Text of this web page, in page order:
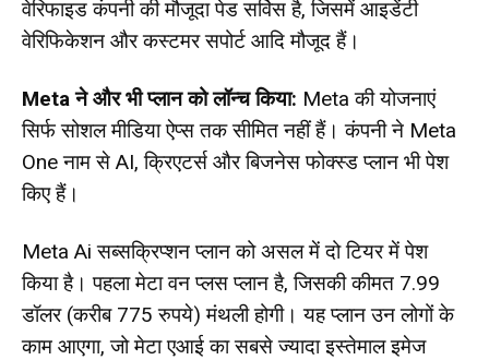
वेरिफाइड कंपनी की मौजूदा पेड सर्विस है, जिसमें आइडेंटी
वेरिफिकेशन और कस्टमर सपोर्ट आदि मौजूद हैं।
Meta ने और भी प्लान को लॉन्च किया: Meta की योजनाएं
सिर्फ सोशल मीडिया ऐप्स तक सीमित नहीं हैं। कंपनी ने Meta
One नाम से AI, क्रिएटर्स और बिजनेस फोक्स्ड प्लान भी पेश
किए हैं।
Meta Ai सब्सक्रिप्शन प्लान को असल में दो टियर में पेश
किया है। पहला मेटा वन प्लस प्लान है, जिसकी कीमत 7.99
डॉलर (करीब 775 रुपये) मंथली होगी। यह प्लान उन लोगों के
काम आएगा, जो मेटा एआई का सबसे ज्यादा इस्तेमाल इमेज